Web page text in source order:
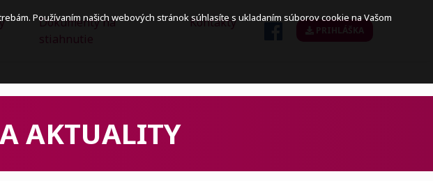
Používaním našich webových stránok súhlasíte s ukladaním súborov cookie na Vašom
Dokumenty na
stiahnutie
Kontakty
PRIHLÁŠKA
AKTUALITY